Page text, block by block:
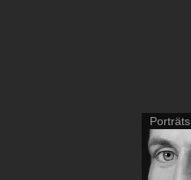
Porträts